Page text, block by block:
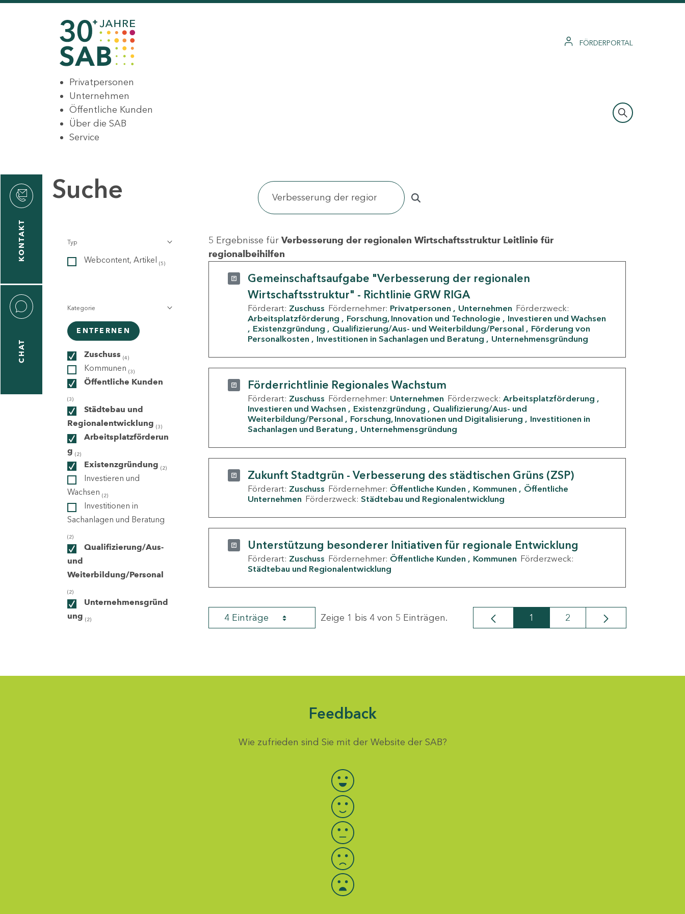
FÖRDERPORTAL
Privatpersonen
Unternehmen
Öffentliche Kunden
Über die SAB
Service
KONTAKT
CHAT
Suche
Typ
Webcontent, Artikel (5)
Kategorie
ENTFERNEN
Zuschuss (4)
Kommunen (3)
Öffentliche Kunden
(3)
Städtebau und
Regionalentwicklung (3)
Arbeitsplatzförderun
g (2)
Existenzgründung (2)
Investieren und
Wachsen (2)
Investitionen in
Sachanlagen und Beratung
(2)
Qualifizierung/Aus-
und
Weiterbildung/Personal
(2)
Unternehmensgründ
ung (2)
5 Ergebnisse für Verbesserung der regionalen Wirtschaftsstruktur Leitlinie für
regionalbeihilfen
Gemeinschaftsaufgabe "Verbesserung der regionalen
Wirtschaftsstruktur" - Richtlinie GRW RIGA
Förderart: Zuschuss Fördernehmer: Privatpersonen Unternehmen Förderzweck:
Arbeitsplatzförderung
Forschung, Innovation und Technologie
Investieren und Wachsen
Existenzgründung
Qualifizierung/Aus- und Weiterbildung/Personal
Förderung von
Personalkosten
Investitionen in Sachanlagen und Beratung Unternehmensgründung
Förderrichtlinie Regionales Wachstum
Förderart: Zuschuss Fördernehmer: Unternehmen Förderzweck: Arbeitsplatzförderung
Investieren und Wachsen
Existenzgründung
Qualifizierung/Aus- und
Weiterbildung/Personal
Forschung, Innovationen und Digitalisierung
Investitionen in
Sachanlagen und Beratung
Unternehmensgründung
Zukunft Stadtgrün - Verbesserung des städtischen Grüns (ZSP)
Förderart: Zuschuss Fördernehmer: Öffentliche Kunden Kommunen
Öffentliche
Unternehmen Förderzweck: Städtebau und Regionalentwicklung
Unterstützung besonderer Initiativen für regionale Entwicklung
Förderart: Zuschuss Fördernehmer: Öffentliche Kunden Kommunen Förderzweck:
Städtebau und Regionalentwicklung
4 Einträge Zeige 1 bis 4 von 5 Einträgen. Seite
1 Seite
2
Feedback
Wie zufrieden sind Sie mit der Website der SAB?
Bewertung auswählen